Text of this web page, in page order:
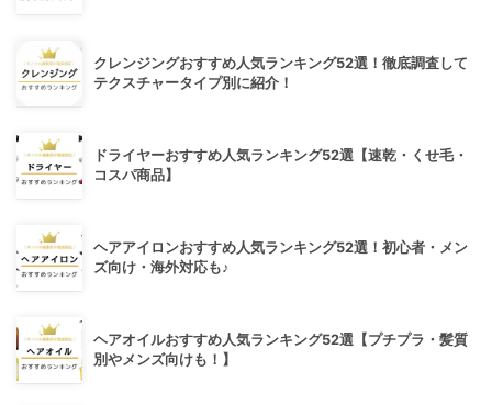
クレンジングおすすめ人気ランキング52選！徹底調査して
テクスチャータイプ別に紹介！
ドライヤーおすすめ人気ランキング52選【速乾・くせ毛・
コスパ商品】
ヘアアイロンおすすめ人気ランキング52選！初心者・メン
ズ向け・海外対応も♪
ヘアオイルおすすめ人気ランキング52選【プチプラ・髪質
別やメンズ向けも！】